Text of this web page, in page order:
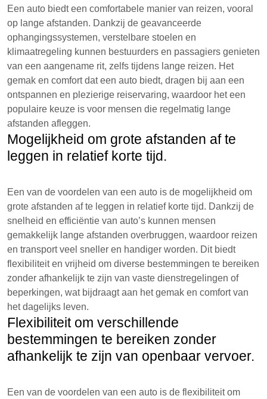
Een auto biedt een comfortabele manier van reizen, vooral
op lange afstanden. Dankzij de geavanceerde
ophangingssystemen, verstelbare stoelen en
klimaatregeling kunnen bestuurders en passagiers genieten
van een aangename rit, zelfs tijdens lange reizen. Het
gemak en comfort dat een auto biedt, dragen bij aan een
ontspannen en plezierige reiservaring, waardoor het een
populaire keuze is voor mensen die regelmatig lange
afstanden afleggen.
Mogelijkheid om grote afstanden af te
leggen in relatief korte tijd.
Een van de voordelen van een auto is de mogelijkheid om
grote afstanden af te leggen in relatief korte tijd. Dankzij de
snelheid en efficiëntie van auto’s kunnen mensen
gemakkelijk lange afstanden overbruggen, waardoor reizen
en transport veel sneller en handiger worden. Dit biedt
flexibiliteit en vrijheid om diverse bestemmingen te bereiken
zonder afhankelijk te zijn van vaste dienstregelingen of
beperkingen, wat bijdraagt aan het gemak en comfort van
het dagelijks leven.
Flexibiliteit om verschillende
bestemmingen te bereiken zonder
afhankelijk te zijn van openbaar vervoer.
Een van de voordelen van een auto is de flexibiliteit om